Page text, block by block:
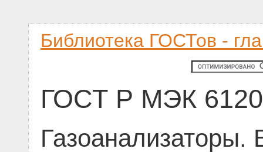
Библиотека ГОСТов -
ГОСТ Р МЭК